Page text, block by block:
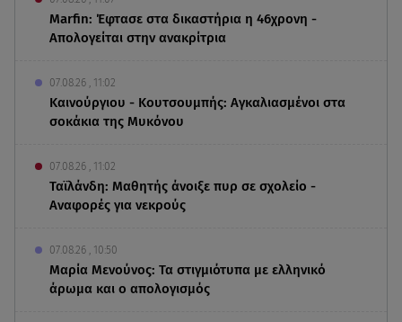
Marfin: Έφτασε στα δικαστήρια η 46χρονη -
Απολογείται στην ανακρίτρια
07.08.26 , 11:02
Καινούργιου - Κουτσουμπής: Αγκαλιασμένοι στα
σοκάκια της Μυκόνου
07.08.26 , 11:02
Ταϊλάνδη: Μαθητής άνοιξε πυρ σε σχολείο -
Αναφορές για νεκρούς
07.08.26 , 10:50
Μαρία Μενούνος: Τα στιγμιότυπα με ελληνικό
άρωμα και ο απολογισμός